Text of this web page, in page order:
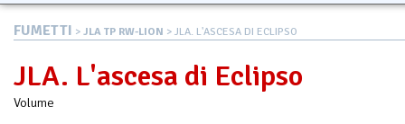
FUMETTI > JLA TP RW-LION > JLA. L'ASCESA DI ECLIPSO
JLA. L'ascesa di Eclipso
Volume